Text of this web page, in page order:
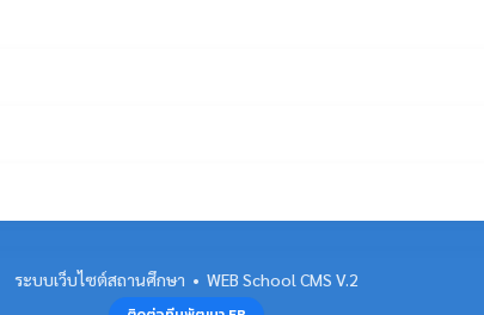
ระบบเว็บไซต์สถานศึกษา • WEB School CMS V.2